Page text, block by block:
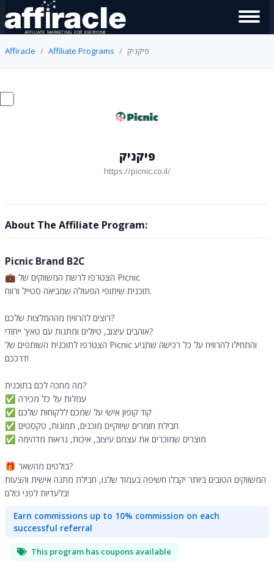
Affiracle Affiliate Programs פיקניק
פיקניק
https://picnic.co.il/
About The Affiliate Program:
Picnic Brand B2C
💼 הצטרפו לרשת המשווקים של Picnic
תוכנית שיתופי הפעולה שמביאה סטייל ורווח.
רוצים להרוויח מההמלצות שלכם?
אוהבים עיצוב, טיולים ומתנות עם טאץ' ייחודי?
הצטרפו לתוכנית השותפים של Picnic והתחילו להרוויח על כל רכישה שתגיע
דרככם!
מה מחכה לכם בתוכנית?
✅ עמלות על כל מכירה
✅ קוד קופון אישי על שמכם ללקוחות שלכם
✅ חבילת חומרים שיווקיים מוכנים, תמונות, טקסטים
✅ מוצרים שמוכרים את עצמם עיצוב, איכות, נראות מדהימה
🎁 בולטים מהשאר?
המשווקים הטובים ביותר יקבלו חשיפה בעמוד שלנו, חבילת מתנה אישית והצעות
בלעדיות לפני כולם!
Earn commissions up to 10% commission on each
successful referral
This program has coupons available